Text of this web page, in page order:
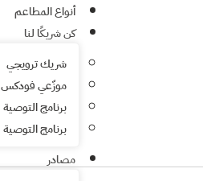
أنواع المطاعم
كن شريكًا لنا
شريك ترويجي
موزّعي فودكس
برنامج التوصية
برنامج التوصية
مصادر